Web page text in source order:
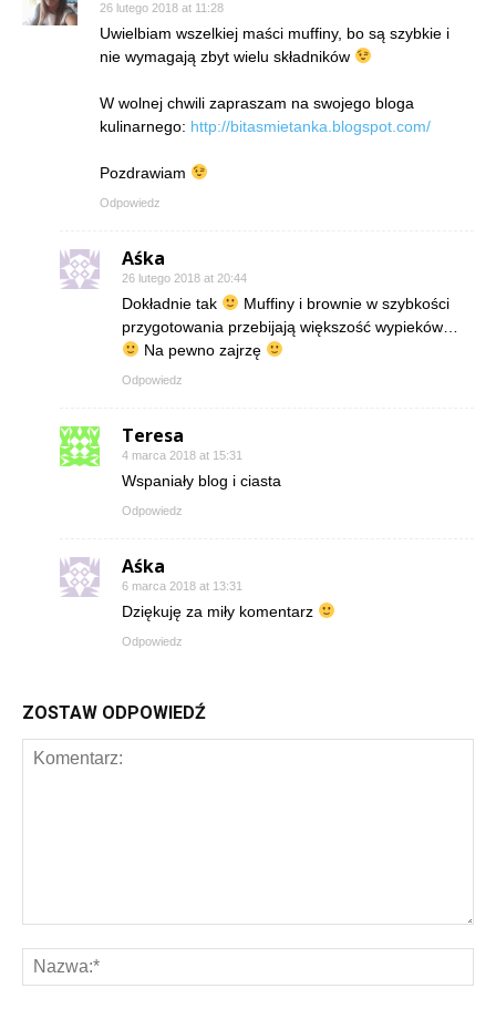
26 lutego 2018 at 11:28
Uwielbiam wszelkiej maści muffiny, bo są szybkie i
nie wymagają zbyt wielu składników
W wolnej chwili zapraszam na swojego bloga
kulinarnego: http://bitasmietanka.blogspot.com/
Pozdrawiam
Odpowiedz
Aśka
26 lutego 2018 at 20:44
Dokładnie tak
Muffiny i brownie w szybkości
przygotowania przebijają większość wypieków…
Na pewno zajrzę
Odpowiedz
Teresa
4 marca 2018 at 15:31
Wspaniały blog i ciasta
Odpowiedz
Aśka
6 marca 2018 at 13:31
Dziękuję za miły komentarz
Odpowiedz
ZOSTAW ODPOWIEDŹ